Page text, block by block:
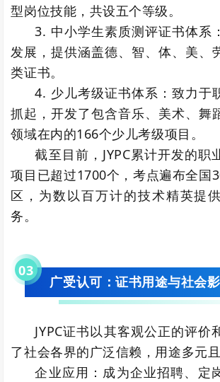
型岗位技能，共设五个等级。
3. 中小学生素质测评证书体系
发展，提供涵盖德、智、体、美、
类证书。
4. 少儿考级证书体系：致力于
抓起，开发了包含音乐、美术、舞
领域在内的166个少儿考级项目。
截至目前，JYPC累计开发的职
项目已超过1700个，考点遍布全国
区，为数以百万计的技术精英提
务。
03
广受认可：证书用途与社会
JYPC证书以其客观公正的评价
了社会各界的广泛信赖，用途多元且
企业应用：成为企业招聘、定